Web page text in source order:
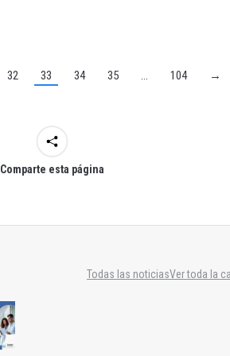
32 33 34 35 … 104 →
Comparte esta página
Todas las noticiasVer toda la